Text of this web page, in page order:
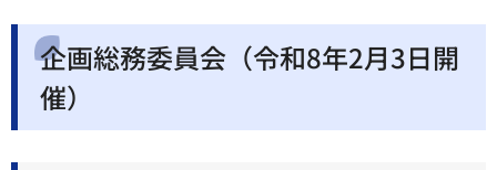
企画総務委員会（令和8年2月3日開
催）